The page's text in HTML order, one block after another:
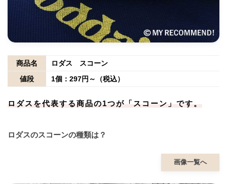
商品名
ロダス スコーン
値段
1個：297円～（税込）
ロダスを代表する商品の1つが「スコーン」です。
ロダスのスコーンの種類は？
画像一覧へ